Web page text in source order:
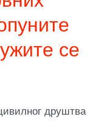
се
друштва